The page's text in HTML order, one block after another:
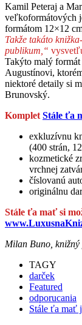
Kamil Peteraj a
veľkoformátových
formátom 12×12
Takže takáto
publikum,“
Takýto malý
Augustínovi,
niektoré detaily si
Brunovský.
Komplet Stále ťa
exkluzívnu
(400 strán,
kozmetické
vrchnej
číslovanú
originálnu
Stále ťa mať si
Milan Buno,
TAGY
darček
Featured
odporucania
Stále ťa mať